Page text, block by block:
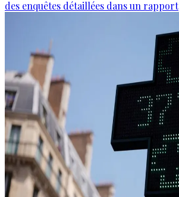
des enquêtes détaillées dans un rapport